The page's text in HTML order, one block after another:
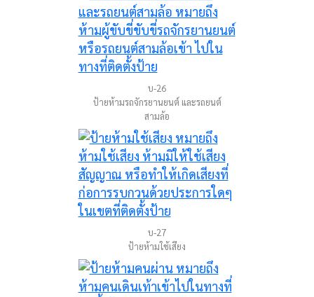
บ-26
ป้ายห้ามรถจักรยานยนต์ และรถยนต์
สามล้อ
บ-27
ป้ายห้ามใช้เสียง